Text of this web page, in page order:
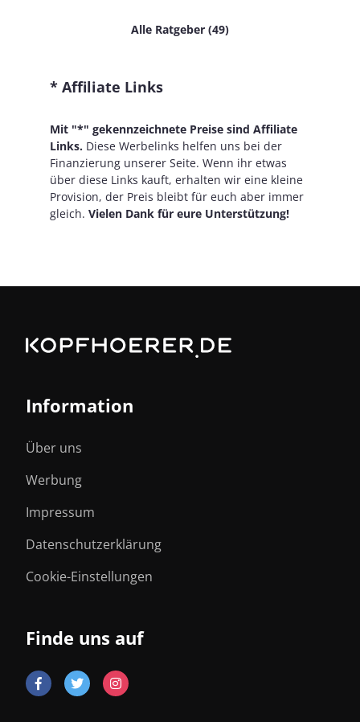
Alle Ratgeber (49)
* Affiliate Links
Mit "*" gekennzeichnete Preise sind Affiliate
Links. Diese Werbelinks helfen uns bei der
Finanzierung unserer Seite. Wenn ihr etwas
über diese Links kauft, erhalten wir eine kleine
Provision, der Preis bleibt für euch aber immer
gleich. Vielen Dank für eure Unterstützung!
Information
Über uns
Werbung
Impressum
Datenschutzerklärung
Cookie-Einstellungen
Finde uns auf